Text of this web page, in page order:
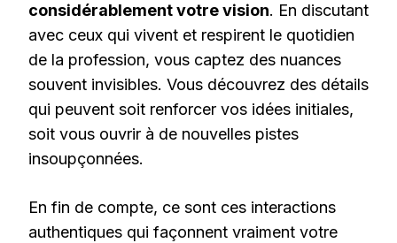
considérablement votre vision. En discutant
avec ceux qui vivent et respirent le quotidien
de la profession, vous captez des nuances
souvent invisibles. Vous découvrez des détails
qui peuvent soit renforcer vos idées initiales,
soit vous ouvrir à de nouvelles pistes
insoupçonnées.
En fin de compte, ce sont ces interactions
authentiques qui façonnent vraiment votre